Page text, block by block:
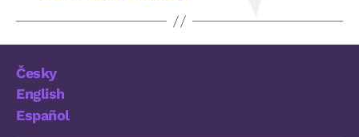
Česky
English
Español